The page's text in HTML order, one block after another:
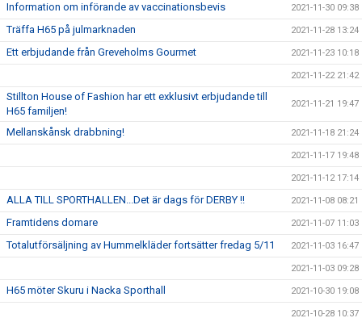
Information om införande av vaccinationsbevis 2021-11-30 09:38
Träffa H65 på julmarknaden 2021-11-28 13:24
Ett erbjudande från Greveholms Gourmet 2021-11-23 10:18
2021-11-22 21:42
Stillton House of Fashion har ett exklusivt erbjudande till
H65 familjen!
2021-11-21 19:47
Mellanskånsk drabbning! 2021-11-18 21:24
2021-11-17 19:48
2021-11-12 17:14
ALLA TILL SPORTHALLEN...Det är dags för DERBY !! 2021-11-08 08:21
Framtidens domare 2021-11-07 11:03
Totalutförsäljning av Hummelkläder fortsätter fredag 5/11 2021-11-03 16:47
2021-11-03 09:28
H65 möter Skuru i Nacka Sporthall 2021-10-30 19:08
2021-10-28 10:37